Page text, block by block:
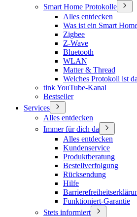
Smart Home Protokolle
Alles entdecken
Was ist ein Smart
Zigbee
Z-Wave
Bluetooth
WLAN
Matter & Thread
Welches Protokoll ist
tink YouTube-Kanal
Bestseller
Services
Alles entdecken
Immer für dich da
Alles entdecken
Kundenservice
Produktberatung
Bestellverfolgung
Rücksendung
Hilfe
Funktioniert-Garantie
Stets informiert